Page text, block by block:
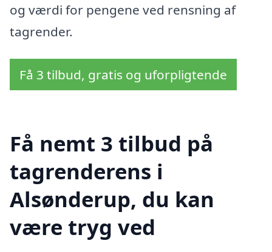
og værdi for pengene ved rensning af
tagrender.
Få 3 tilbud, gratis og uforpligtende
Få nemt 3 tilbud på
tagrenderens i
Alsønderup, du kan
være tryg ved